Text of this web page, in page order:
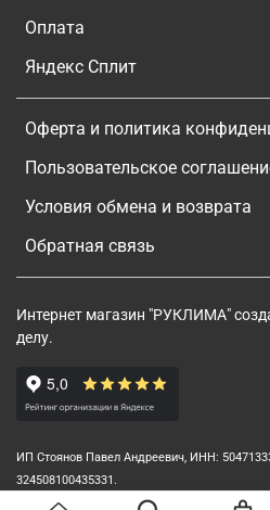
Оплата
Яндекс Сплит
Оферта и политика
Пользовательское
Условия обмена и возврата
Обратная связь
Интернет магазин "РУКЛИМА"
делу.
ИП Стоянов Павел Андреевич, ИНН:
324508100435331.